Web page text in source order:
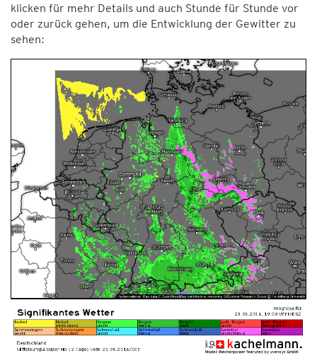
klicken für mehr Details und auch Stunde für Stunde vor
oder zurück gehen, um die Entwicklung der Gewitter zu
sehen: